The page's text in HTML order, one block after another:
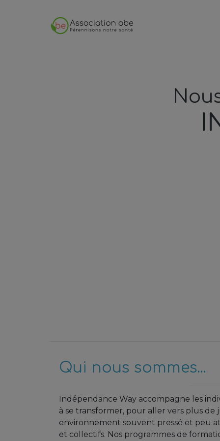
Qui nous sommes...
Indépendance Way accompagne les
à se transformer, pour aller vers plus de
environnement souvent pressé et peu
et collectifs. Nos programmes de